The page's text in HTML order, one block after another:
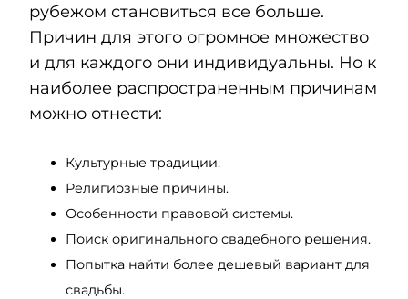
рубежом становиться все больше.
Причин для этого огромное множество
и для каждого они индивидуальны. Но к
наиболее распространенным причинам
можно отнести:
Культурные традиции.
Религиозные причины.
Особенности правовой системы.
Поиск оригинального свадебного решения.
Попытка найти более дешевый вариант для
свадьбы.